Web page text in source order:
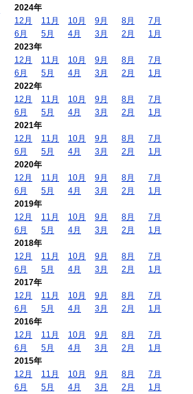
2024年
12月
11月 10月 9月 8月
7月
6月
5月 4月 3月 2月
1月
2023年
12月
11月 10月 9月 8月
7月
6月
5月 4月 3月 2月
1月
2022年
12月
11月 10月 9月 8月
7月
6月
5月 4月 3月 2月
1月
2021年
12月
11月 10月 9月 8月
7月
6月
5月 4月 3月 2月
1月
2020年
12月
11月 10月 9月 8月
7月
6月
5月 4月 3月 2月
1月
2019年
12月
11月 10月 9月 8月
7月
6月
5月 4月 3月 2月
1月
2018年
12月
11月 10月 9月 8月
7月
6月
5月 4月 3月 2月
1月
2017年
12月
11月 10月 9月 8月
7月
6月
5月 4月 3月 2月
1月
2016年
12月
11月 10月 9月 8月
7月
6月
5月 4月 3月 2月
1月
2015年
12月
11月 10月 9月 8月
7月
6月
5月 4月 3月 2月 1月